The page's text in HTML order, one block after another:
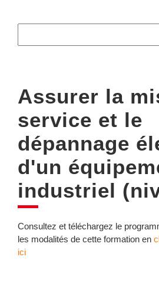
Assurer la
service et le
dépannage
d'un
industriel
Consultez et téléchargez le
les modalités de cette formation en
ici